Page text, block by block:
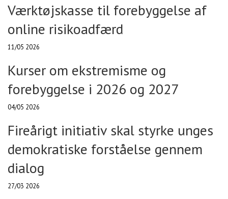
Værktøjskasse til forebyggelse af
online risikoadfærd
11/05 2026
Kurser om ekstremisme og
forebyggelse i 2026 og 2027
04/05 2026
Fireårigt initiativ skal styrke unges
demokratiske forståelse gennem
dialog
27/03 2026